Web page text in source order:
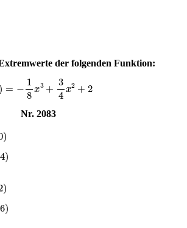
der folgenden Funktion:
(x 8 3+3 4x 2+ 2
Nr. 2083
)
)
)
)